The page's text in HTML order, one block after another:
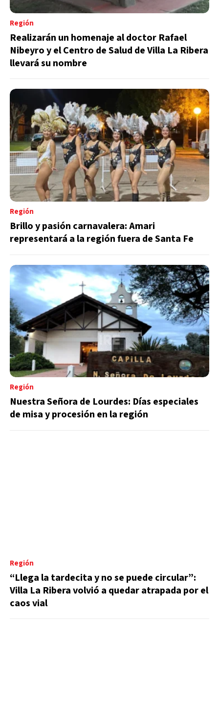
Región
Realizarán un homenaje al doctor Rafael
Nibeyro y el Centro de Salud de Villa La Ribera
llevará su nombre
Región
Brillo y pasión carnavalera: Amari
representará a la región fuera de Santa Fe
Región
Nuestra Señora de Lourdes: Días especiales
de misa y procesión en la región
Región
“Llega la tardecita y no se puede circular”:
Villa La Ribera volvió a quedar atrapada por el
caos vial